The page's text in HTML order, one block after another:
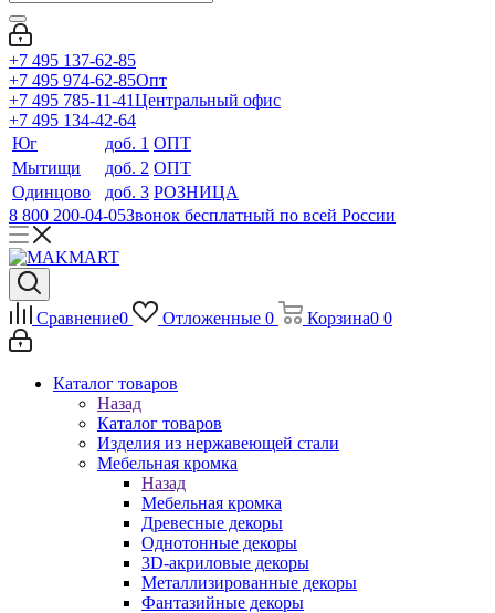
+7 495 137-62-85
+7 495 974-62-85Опт
+7 495 785-11-41Центральный офис
+7 495 134-42-64
Юг
доб. 1 ОПТ
Мытищи
доб. 2 ОПТ
Одинцово
доб. 3 РОЗНИЦА
8 800 200-04-05Звонок бесплатный по всей России
Сравнение0 Отложенные 0 Корзина0 0
Каталог товаров
Назад
Каталог товаров
Изделия из нержавеющей стали
Мебельная кромка
Назад
Мебельная кромка
Древесные декоры
Однотонные декоры
3D-акриловые декоры
Металлизированные декоры
Фантазийные декоры